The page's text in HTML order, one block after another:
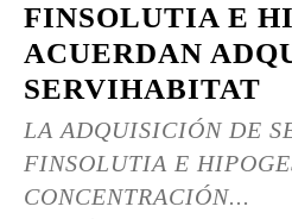
FINSOLUTIA E
ACUERDAN
SERVIHABITAT
LA ADQUISICIÓN DE
FINSOLUTIA E
CONCENTRACIÓN...